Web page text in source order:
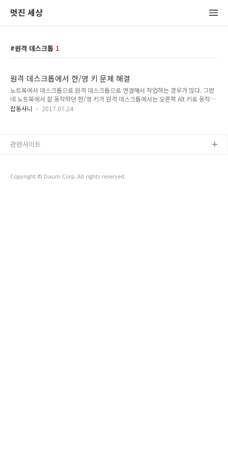
멋진 세상
원격 데스크톱 1
원격 데스크톱에서 한/영 키 문제 해결
노트북에서 데스크톱으로 원격 데스크톱으로 연결해서 작업하는 경우가 많다. 그런
데 노트북에서 잘 동작하던 한/영 키가 원격 데스크톱에서는 오른쪽 Alt 키로 동작해
서 불편하다. 구글 검색을 해보니 데스크톱 쪽에서 키보드 설정을 바꾸거나 레지스트
Registry Editor Version 5.00
잡동사니 2017.07.24
Copyright © Daum Corp. All rights reserved.
관련사이트